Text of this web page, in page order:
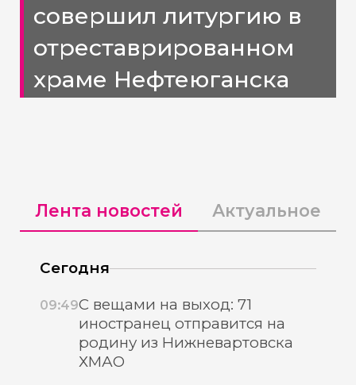
совершил литургию в
отреставрированном
храме Нефтеюганска
Лента новостей Актуальное
Сегодня
09:49С вещами на выход: 71
иностранец отправится на
родину из Нижневартовска
ХМАО